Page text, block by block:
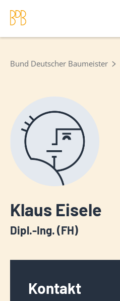
Bund Deutscher Baumeister
Klaus Eisele
Dipl.-Ing. (FH)
Kontakt